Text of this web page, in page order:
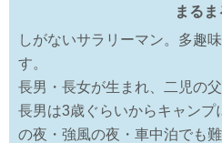
まるま
しがないサラリーマン。多趣
す。
長男・長女が生まれ、二児の父
長男は3歳ぐらいからキャンプ
の夜・強風の夜・車中泊でも